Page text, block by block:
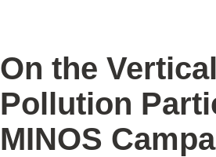
On the
Pollution
MINOS